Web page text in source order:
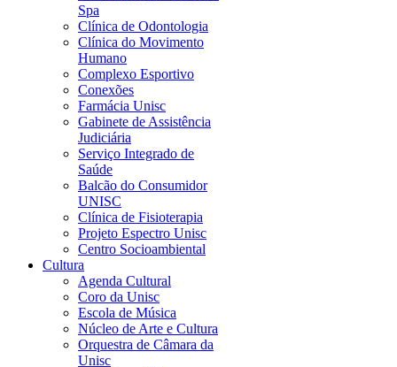
Spa
Clínica de Odontologia
Clínica do Movimento
Humano
Complexo Esportivo
Conexões
Farmácia Unisc
Gabinete de Assistência
Judiciária
Serviço Integrado de
Saúde
Balcão do Consumidor
UNISC
Clínica de Fisioterapia
Projeto Espectro Unisc
Centro Socioambiental
Cultura
Agenda Cultural
Coro da Unisc
Escola de Música
Núcleo de Arte e Cultura
Orquestra de Câmara da
Unisc